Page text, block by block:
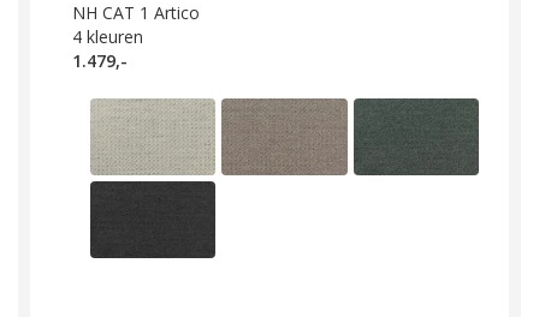
NH CAT 1 Artico
4 kleuren
1.479,-